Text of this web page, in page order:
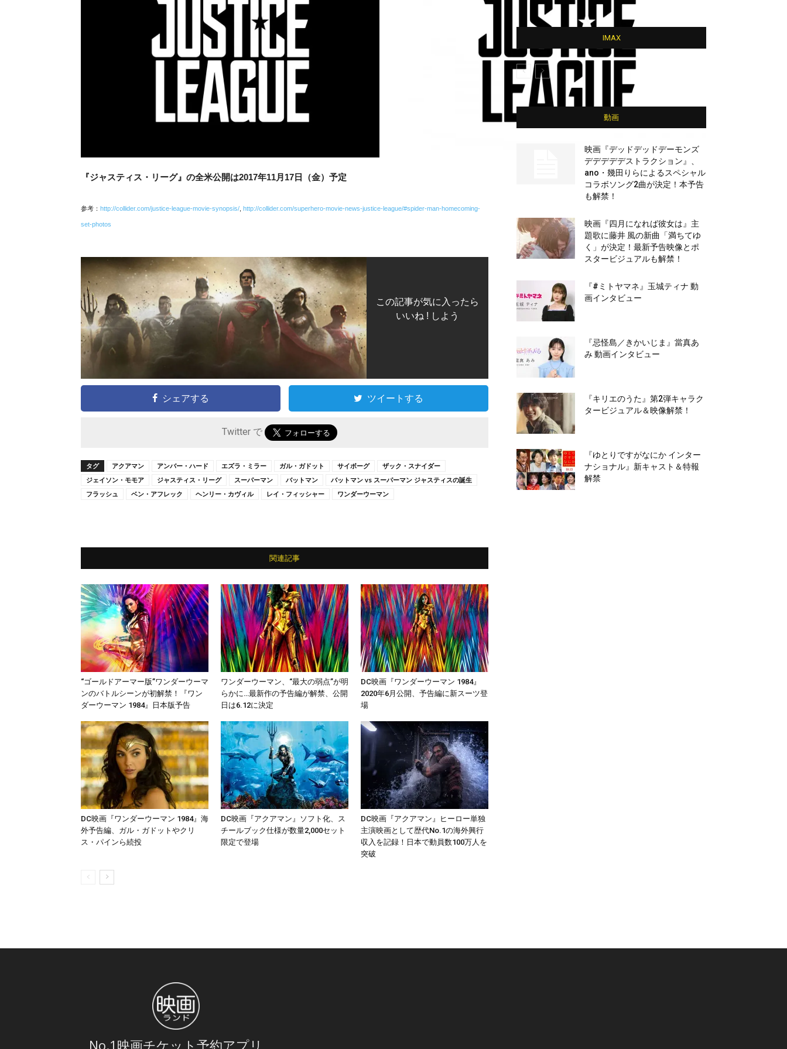
『ジャスティス・リーグ』の全米公開は2017年11月17日（金）予定
参考： http://collider.com/justice-league-movie-synopsis/ http://collider.com/superhero-movie-news-justice-league/#spider-man-homecoming-
set-photos
この記事が気に入ったら
いいね ! しよう
シェアする ツイートする
Twitter で
タグ アクアマン アンバー・ハード エズラ・ミラー ガル・ガドット サイボーグ
ザック・スナイダー
ジェイソン・モモア
ジャスティス・リーグ スーパーマン バットマン
バットマン vs スーパーマン ジャスティスの誕生
フラッシュ
ベン・アフレック ヘンリー・カヴィル レイ・フィッシャー ワンダーウーマン
関連記事
“ゴールドアーマー版”ワンダーウーマ
ンのバトルシーンが初解禁！『ワン
ダーウーマン 1984』日本版予告
ワンダーウーマン、“最大の弱点”が明
らかに…最新作の予告編が解禁、公開
日は6.12に決定
DC映画『ワンダーウーマン 1984』
2020年6月公開、予告編に新スーツ登
場
DC映画『ワンダーウーマン 1984』海
外予告編、ガル・ガドットやクリ
ス・パインら続投
DC映画『アクアマン』ソフト化、ス
チールブック仕様が数量2,000セット
限定で登場
DC映画『アクアマン』ヒーロー単独
主演映画として歴代No.1の海外興行
収入を記録！日本で動員数100万人を
突破
IMAX
動画
映画『デッドデッドデーモンズ
デデデデデストラクション』、
ano・幾田りらによるスペシャル
コラボソング2曲が決定！本予告
も解禁！
映画『四月になれば彼女は』主
題歌に藤井 風の新曲「満ちてゆ
く」が決定！最新予告映像とポ
スタービジュアルも解禁！
『#ミトヤマネ』玉城ティナ 動
画インタビュー
『忌怪島／きかいじま』當真あ
み 動画インタビュー
『キリエのうた』第2弾キャラク
タービジュアル＆映像解禁！
『ゆとりですがなにか インター
ナショナル』新キャスト＆特報
解禁
No.1映画チケット予約アプリ